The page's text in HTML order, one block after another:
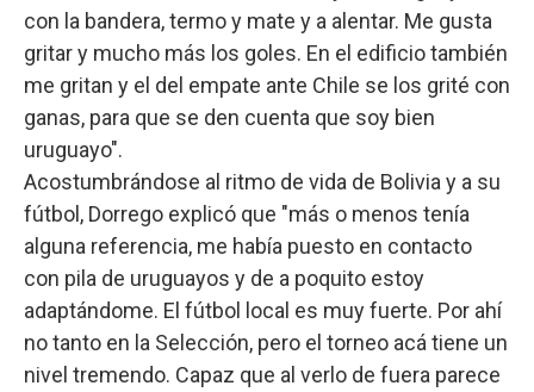
con la bandera, termo y mate y a alentar. Me gusta
gritar y mucho más los goles. En el edificio también
me gritan y el del empate ante Chile se los grité con
ganas, para que se den cuenta que soy bien
uruguayo".
Acostumbrándose al ritmo de vida de Bolivia y a su
fútbol, Dorrego explicó que "más o menos tenía
alguna referencia, me había puesto en contacto
con pila de uruguayos y de a poquito estoy
adaptándome. El fútbol local es muy fuerte. Por ahí
no tanto en la Selección, pero el torneo acá tiene un
nivel tremendo. Capaz que al verlo de fuera parece